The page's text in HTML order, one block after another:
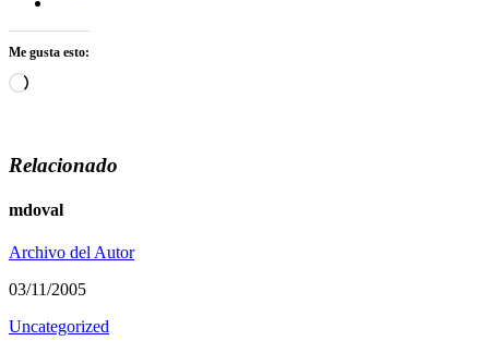
Me gusta esto:
Cargando...
Relacionado
mdoval
Archivo del Autor
03/11/2005
Uncategorized